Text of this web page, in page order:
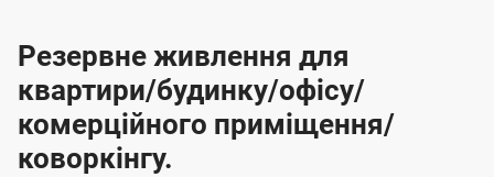
Резервне живлення для
квартири/будинку/офісу/
комерційного приміщення/
коворкінгу.